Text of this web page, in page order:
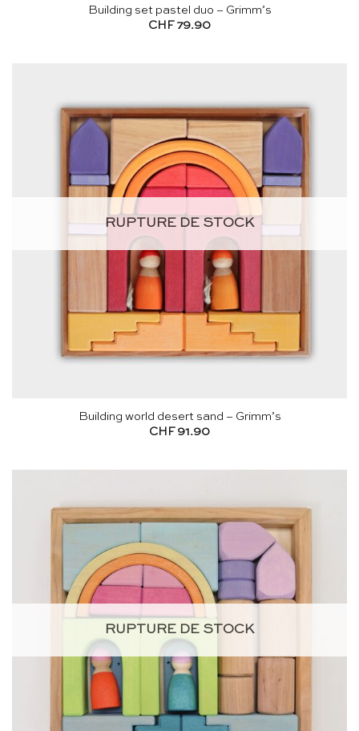
Building set pastel duo – Grimm’s
CHF 79.90
RUPTURE DE STOCK
Building world desert sand – Grimm’s
CHF 91.90
RUPTURE DE STOCK